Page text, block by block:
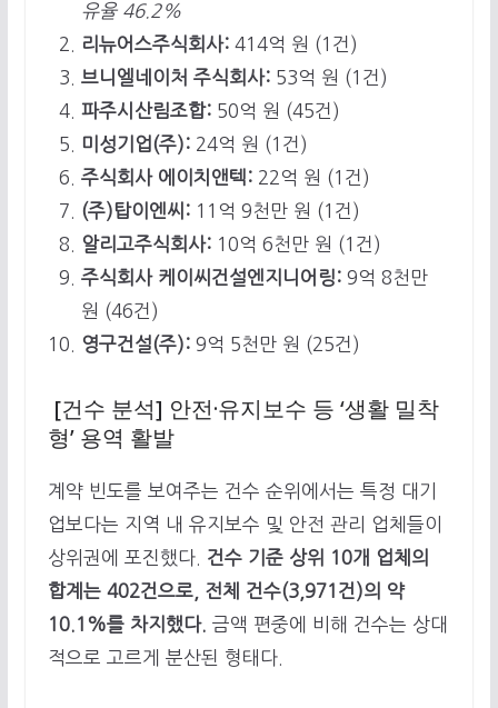
유율 46.2%
리뉴어스주식회사:414억 원 (1건)
브니엘네이처 주식회사:53억 원 (1건)
파주시산림조합:50억 원 (45건)
미성기업(주):24억 원 (1건)
주식회사 에이치앤텍:22억 원 (1건)
(주)탑이엔씨:11억 9천만 원 (1건)
알리고주식회사:10억 6천만 원 (1건)
주식회사 케이씨건설엔지니어링:9억 8천만
원 (46건)
영구건설(주):9억 5천만 원 (25건)
[건수 분석] 안전·유지보수 등 ‘생활 밀착
형’ 용역 활발
계약 빈도를 보여주는 건수 순위에서는 특정 대기
업보다는 지역 내 유지보수 및 안전 관리 업체들이
상위권에 포진했다. 건수 기준 상위 10개 업체의
합계는 402건으로, 전체 건수(3,971건)의 약
10.1%를 차지했다. 금액 편중에 비해 건수는 상대
적으로 고르게 분산된 형태다.